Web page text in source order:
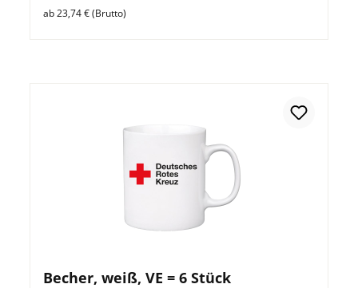
ab 23,74 € (Brutto)
Becher, weiß, VE = 6 Stück